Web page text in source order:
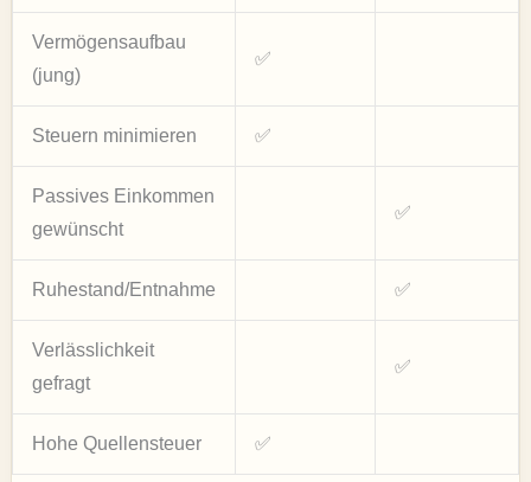
Vermögensaufbau
(jung)
✅
Steuern minimieren ✅
Passives Einkommen
gewünscht
✅
Ruhestand/Entnahme ✅
Verlässlichkeit
gefragt
✅
Hohe Quellensteuer ✅